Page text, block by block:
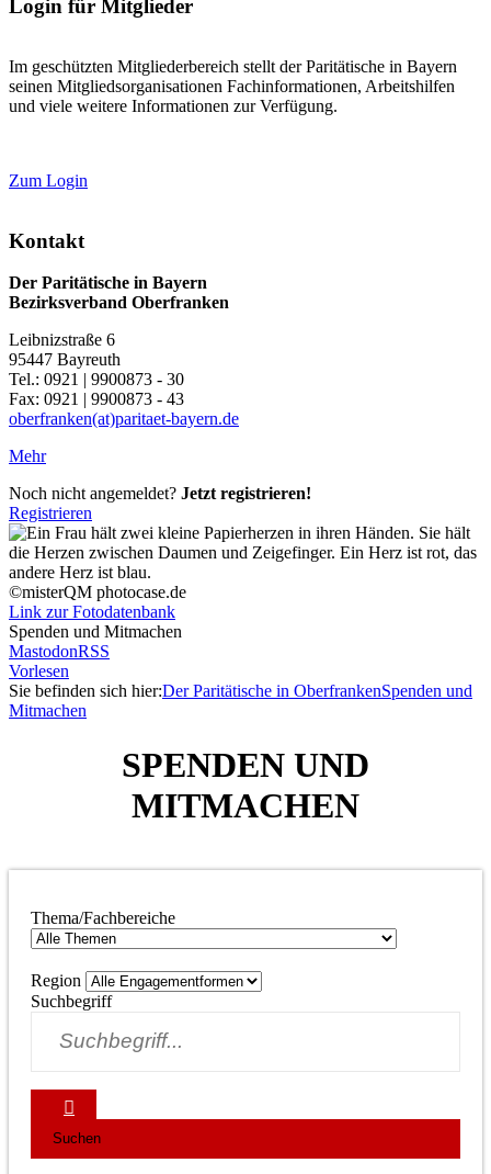
Login für Mitglieder
Im geschützten Mitgliederbereich stellt der Paritätische in Bayern
seinen Mitgliedsorganisationen Fachinformationen, Arbeitshilfen
und viele weitere Informationen zur Verfügung.
Zum Login
Kontakt
Der Paritätische in Bayern
Bezirksverband Oberfranken
Leibnizstraße 6
95447 Bayreuth
Tel.: 0921 | 9900873 - 30
Fax: 0921 | 9900873 - 43
oberfranken(at)paritaet-bayern.de
Mehr
Noch nicht angemeldet? Jetzt registrieren!
Registrieren
©misterQM photocase.de
Link zur Fotodatenbank
Spenden und Mitmachen
MastodonRSS
Vorlesen
Sie befinden sich hier:Der Paritätische in OberfrankenSpenden und
Mitmachen
SPENDEN UND
MITMACHEN
Thema/Fachbereiche
Region
Suchbegriff